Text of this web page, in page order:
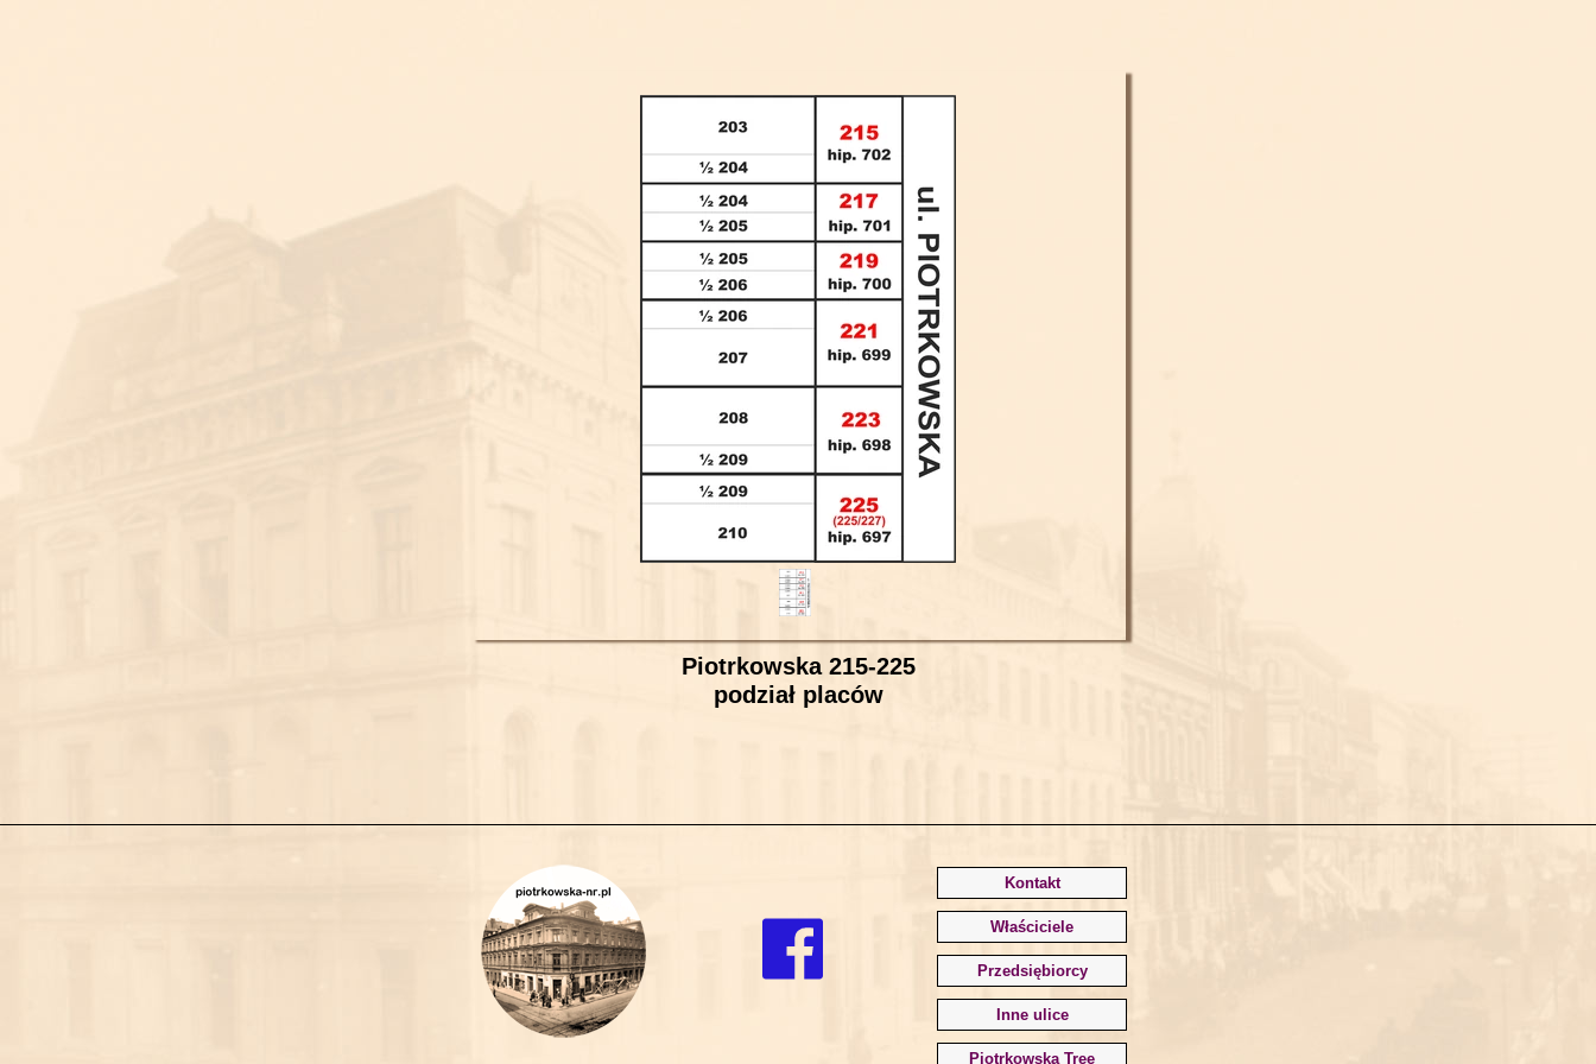
Piotrkowska 215-225
podział placów
Kontakt
Właściciele
Przedsiębiorcy
Inne ulice
Piotrkowska Tree